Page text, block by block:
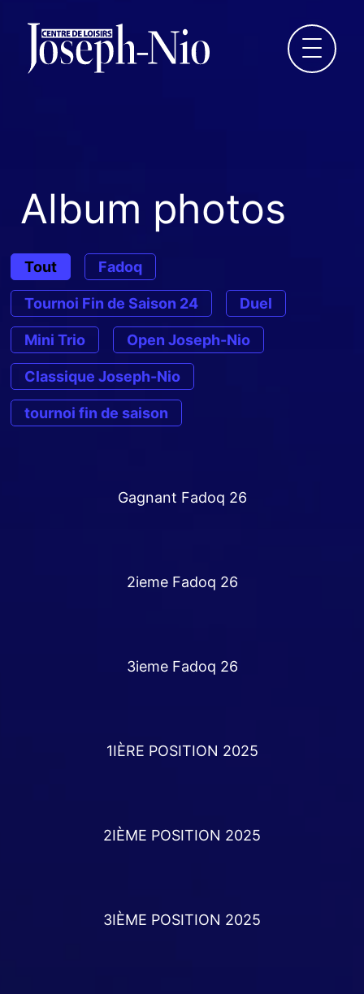
BINGO
LOTO-QUÉBEC
LOCATION DE SALLES
ÉVÈNEMENTS
Album photos
Tout Fadoq
Tournoi Fin de Saison 24 Duel
Mini Trio Open Joseph-Nio
Classique Joseph-Nio
tournoi fin de saison
Gagnant Fadoq 26
2ieme Fadoq 26
3ieme Fadoq 26
1IÈRE POSITION 2025
2IÈME POSITION 2025
3IÈME POSITION 2025